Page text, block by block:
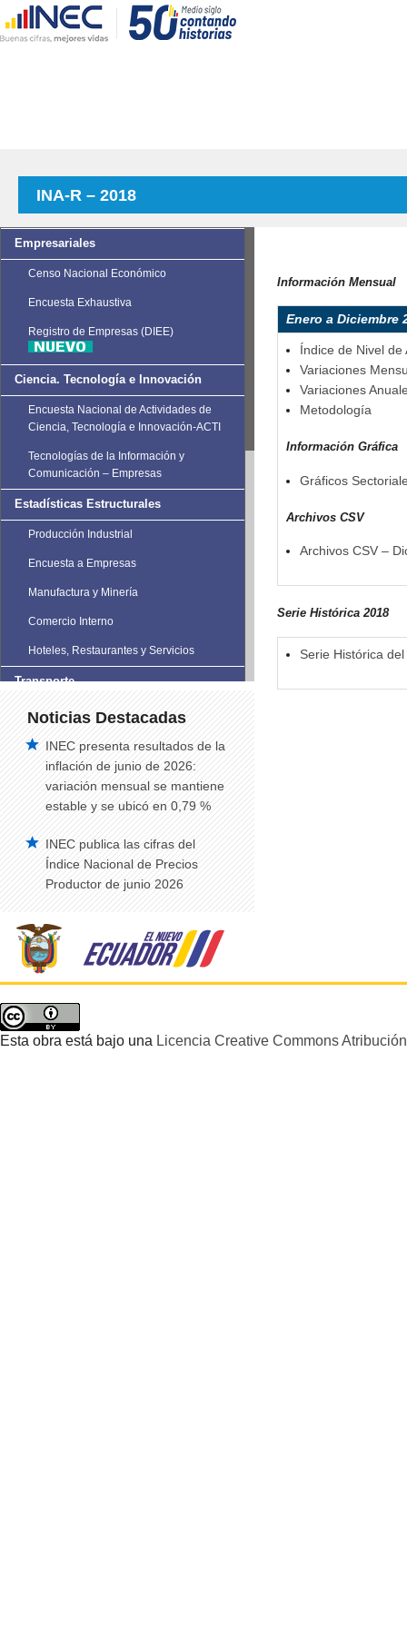
INA-R – 2018
Empresariales
Censo Nacional Económico
Encuesta Exhaustiva
Registro de Empresas (DIEE)
Ciencia. Tecnología e Innovación
Encuesta Nacional de Actividades de
Ciencia, Tecnología e Innovación-ACTI
Tecnologías de la Información y
Comunicación – Empresas
Estadísticas Estructurales
Producción Industrial
Encuesta a Empresas
Manufactura y Minería
Comercio Interno
Hoteles, Restaurantes y Servicios
Transporte
Estadísticas de Transporte
Vehículos Matriculados
Siniestros de Tránsito
Siniestros de tránsito trimestral
Vehículos Matriculados – Serie Histórica
2008-2014
Construcción
Edificaciones Anual
Índice de Precios de la Construcción –
IPCO
Estadísticas de Síntesis
Noticias Destacadas
INEC presenta resultados de la
inflación de junio de 2026:
variación mensual se mantiene
estable y se ubicó en 0,79 %
INEC publica las cifras del
Índice Nacional de Precios
Productor de junio 2026
Información Mensual
Enero a Diciembre
Índice de Nivel
Variaciones
Variaciones
Metodología
Información Gráfica
Gráficos
Archivos CSV
Archivos CSV –
Serie Histórica 2018
Serie Histórica
Esta obra está bajo una Licencia Creative Commons